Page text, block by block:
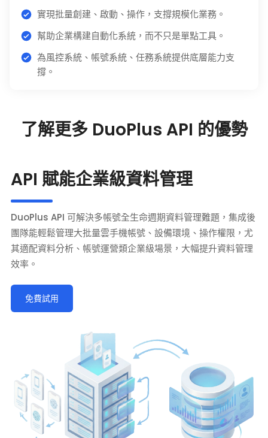
實現批量創建、啟動、操作，支撐規模化業務。
幫助企業構建自動化系統，而不只是單點工具。
為風控系統、帳號系統、任務系統提供底層能力支
撐。
了解更多 DuoPlus API 的優勢
API 賦能企業級資料管理
DuoPlus API 可解決多帳號全生命週期資料管理難題，集成後
團隊能輕鬆管理大批量雲手機帳號、設備環境、操作權限，尤
其適配資料分析、帳號運營類企業級場景，大幅提升資料管理
效率。
免費試用